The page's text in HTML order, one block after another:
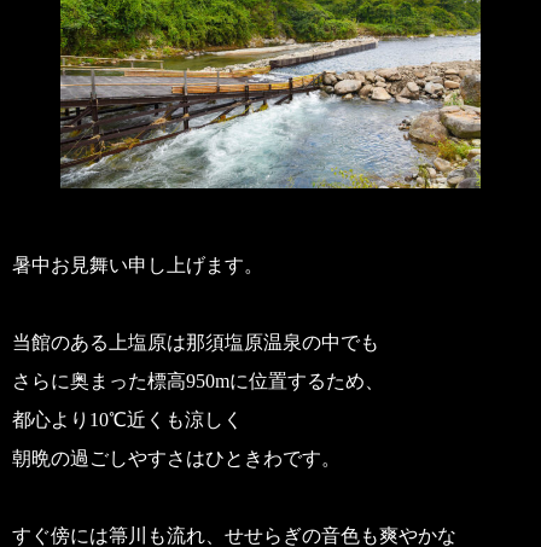
暑中お見舞い申し上げます。
当館のある上塩原は那須塩原温泉の中でも
さらに奥まった標高950mに位置するため、
都心より10℃近くも涼しく
朝晩の過ごしやすさはひときわです。
すぐ傍には箒川も流れ、せせらぎの音色も爽やかな